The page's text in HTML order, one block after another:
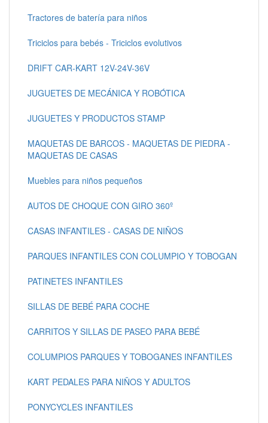
Tractores de batería para niños
Triciclos para bebés - Triciclos evolutivos
DRIFT CAR-KART 12V-24V-36V
JUGUETES DE MECÁNICA Y ROBÓTICA
JUGUETES Y PRODUCTOS STAMP
MAQUETAS DE BARCOS - MAQUETAS DE PIEDRA -
MAQUETAS DE CASAS
Muebles para niños pequeños
AUTOS DE CHOQUE CON GIRO 360º
CASAS INFANTILES - CASAS DE NIÑOS
PARQUES INFANTILES CON COLUMPIO Y TOBOGAN
PATINETES INFANTILES
SILLAS DE BEBÉ PARA COCHE
CARRITOS Y SILLAS DE PASEO PARA BEBÉ
COLUMPIOS PARQUES Y TOBOGANES INFANTILES
KART PEDALES PARA NIÑOS Y ADULTOS
PONYCYCLES INFANTILES